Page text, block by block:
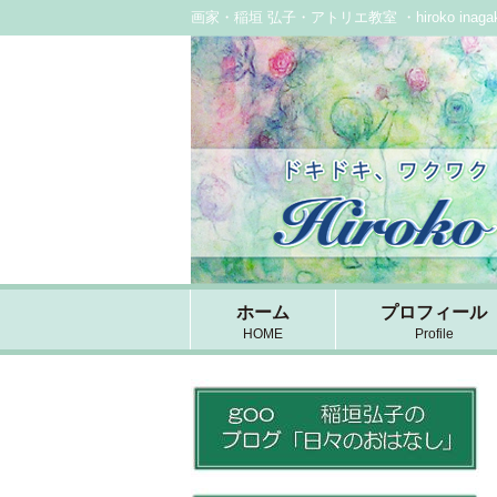
画家・稲垣 弘子・アトリエ教室 ・hiroko
ホーム
HOME
プロフィール
Profile